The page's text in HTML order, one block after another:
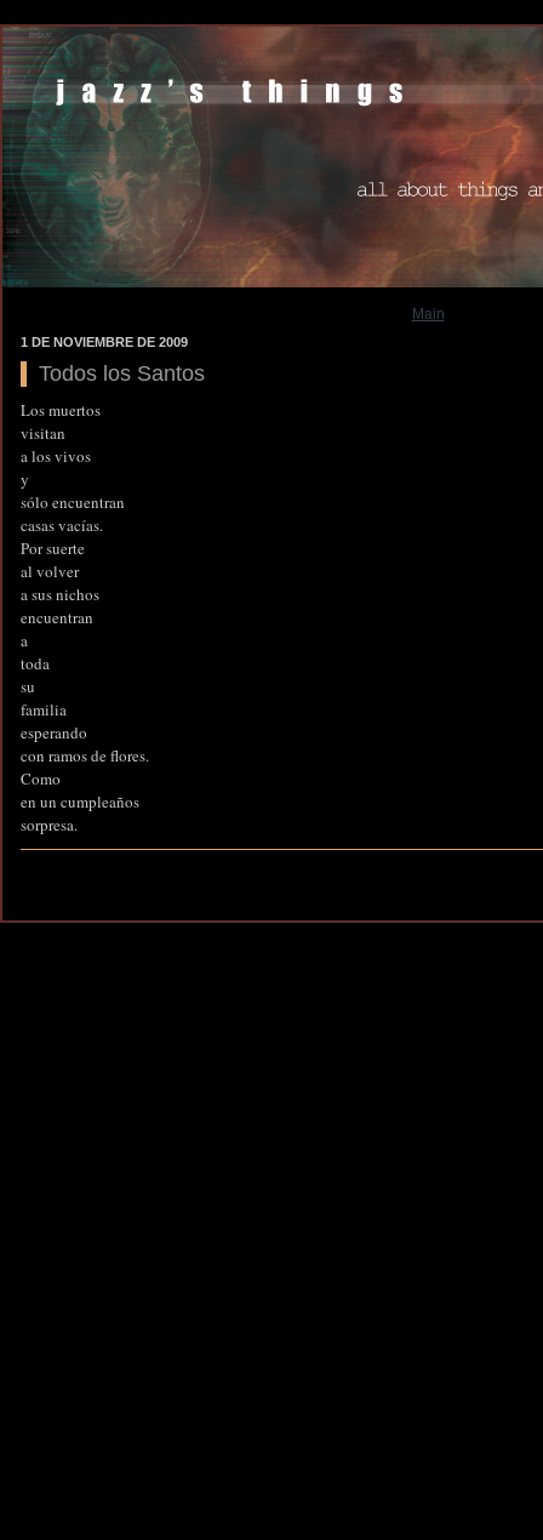
Main
1 DE NOVIEMBRE DE 2009
Todos los Santos
Los muertos
visitan
a los vivos
y
sólo encuentran
casas vacías.
Por suerte
al volver
a sus nichos
encuentran
a
toda
su
familia
esperando
con ramos de flores.
Como
en un cumpleaños
sorpresa.